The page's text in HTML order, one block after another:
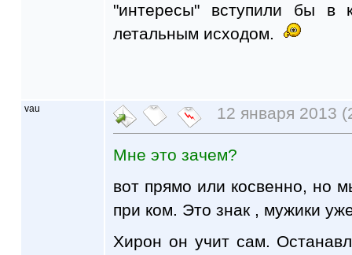
"интересы" вступили бы в
летальным исходом.
vau 12 января 2013
Мне это зачем?
вот прямо или косвенно, но
при ком. Это знак , мужики
Хирон он учит сам.